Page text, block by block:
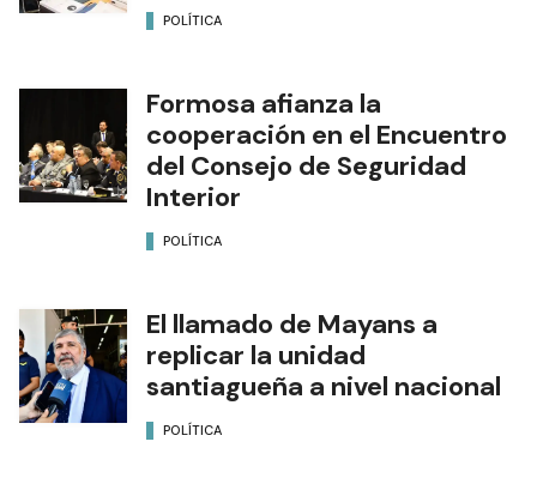
POLÍTICA
Formosa afianza la
cooperación en el Encuentro
del Consejo de Seguridad
Interior
POLÍTICA
El llamado de Mayans a
replicar la unidad
santiagueña a nivel nacional
POLÍTICA